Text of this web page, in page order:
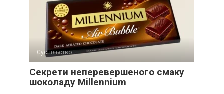
Суспільство
Секрети неперевершеного смаку
шоколаду Millennium